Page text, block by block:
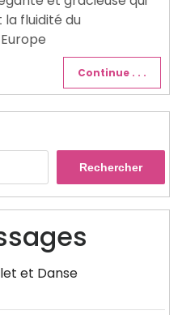
fluidité du
Continue . . .
Rechercher
et Danse